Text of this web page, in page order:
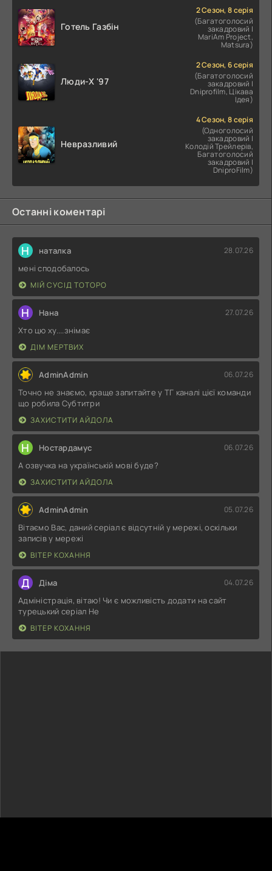
Готель Газбін
2 Сезон, 8 серія
(Багатоголосий
закадровий |
MariAm Project,
Matsura)
Люди-X '97
2 Сезон, 6 серія
(Багатоголосий
закадровий |
Dniprofilm, Цікава
Ідея)
Невразливий
4 Сезон, 8 серія
(Одноголосий
закадровий |
Колодій Трейлерів,
Багатоголосий
закадровий |
DniproFilm)
Останні коментарі
Н наталка 28.07.26
мені сподобалось
МІЙ СУСІД ТОТОРО
Н Нана 27.07.26
Хто цю ху....знімає
ДІМ МЕРТВИХ
AdminAdmin 06.07.26
Точно не знаємо, краще запитайте у ТГ каналі цієї команди
що робила Субтитри
ЗАХИСТИТИ АЙДОЛА
Н Ностардамус 06.07.26
А озвучка на українській мові буде?
ЗАХИСТИТИ АЙДОЛА
AdminAdmin 05.07.26
Вітаємо Вас, даний серіал є відсутній у мережі, оскільки
записів у мережі
ВІТЕР КОХАННЯ
Д Діма 04.07.26
Адміністрація, вітаю! Чи є можливість додати на сайт
турецький серіал Не
ВІТЕР КОХАННЯ